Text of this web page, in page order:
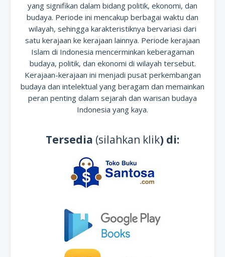
yang signifikan dalam bidang politik, ekonomi, dan
budaya. Periode ini mencakup berbagai waktu dan
wilayah, sehingga karakteristiknya bervariasi dari
satu kerajaan ke kerajaan lainnya. Periode kerajaan
Islam di Indonesia mencerminkan keberagaman
budaya, politik, dan ekonomi di wilayah tersebut.
Kerajaan-kerajaan ini menjadi pusat perkembangan
budaya dan intelektual yang beragam dan memainkan
peran penting dalam sejarah dan warisan budaya
Indonesia yang kaya.
Tersedia (silahkan klik) di: